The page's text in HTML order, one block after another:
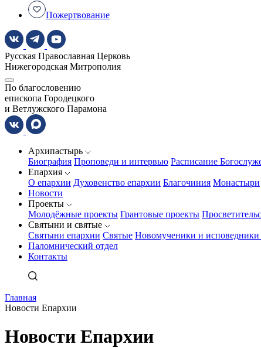
Пожертвование
Русская Православная Церковь
Нижегородская Митрополия
По благословению
епископа Городецкого
и Ветлужского Парамона
Архипастырь
Биография Проповеди и интервью Расписание
Епархия
О епархии Духовенство епархии Благочиния Монастыри
Новости
Проекты
Молодёжные проекты Грантовые проекты
Святыни и святые
Святыни епархии Святые Новомученики и исповедники
Паломнический отдел
Контакты
Главная
Новости Епархии
Новости Епархии